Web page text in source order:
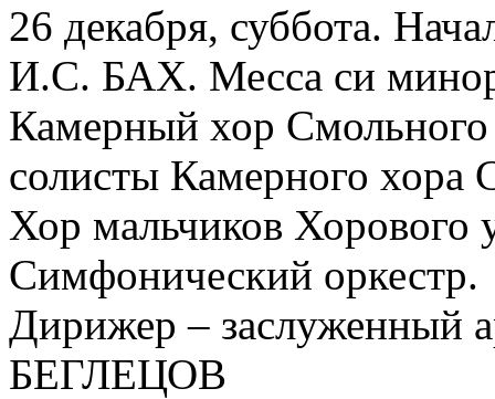
26 декабря, суббота.
И.С. БАХ. Месса си
Камерный хор Смольного
солисты Камерного хора
Хор мальчиков
Симфонический оркестр.
Дирижер – заслуженный
БЕГЛЕЦОВ